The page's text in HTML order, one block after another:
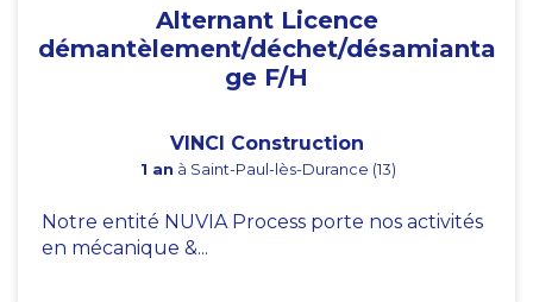
Alternant Licence
démantèlement/déchet/désamianta
ge F/H
VINCI Construction
1 an à Saint-Paul-lès-Durance (13)
Notre entité NUVIA Process porte nos activités
en mécanique &...